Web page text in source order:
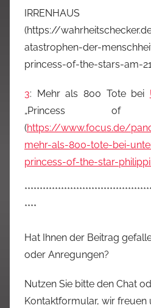
(https://
atastrophen-der-
princess-of-the-stars-am-
3: Mehr als 800 Tote bei
„Princess
(https://www.focus.de/
mehr-als-800-tote-bei-
princess-of-the-star-
****
Hat Ihnen der Beitrag
oder Anregungen?
Nutzen Sie bitte den Chat
Kontaktformular, wir freuen